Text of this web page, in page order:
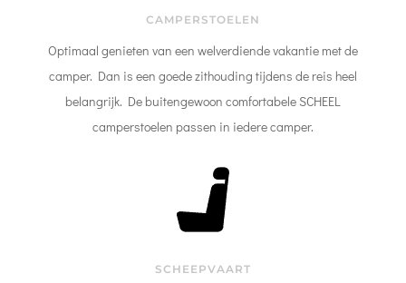
CAMPERSTOELEN
Optimaal genieten van een welverdiende vakantie met de
camper. Dan is een goede zithouding tijdens de reis heel
belangrijk. De buitengewoon comfortabele SCHEEL
camperstoelen passen in iedere camper.
SCHEEPVAART